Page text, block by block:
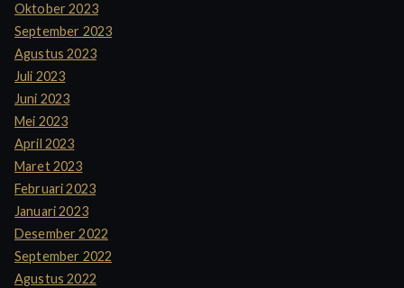
Oktober 2023
September 2023
Agustus 2023
Juli 2023
Juni 2023
Mei 2023
April 2023
Maret 2023
Februari 2023
Januari 2023
Desember 2022
September 2022
Agustus 2022